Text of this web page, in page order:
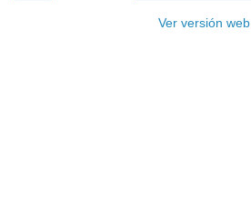
Ver versión web